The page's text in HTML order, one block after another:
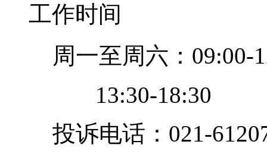
工作时间
周一至周六：09:00-
13:30-18:30
投诉电话：021-